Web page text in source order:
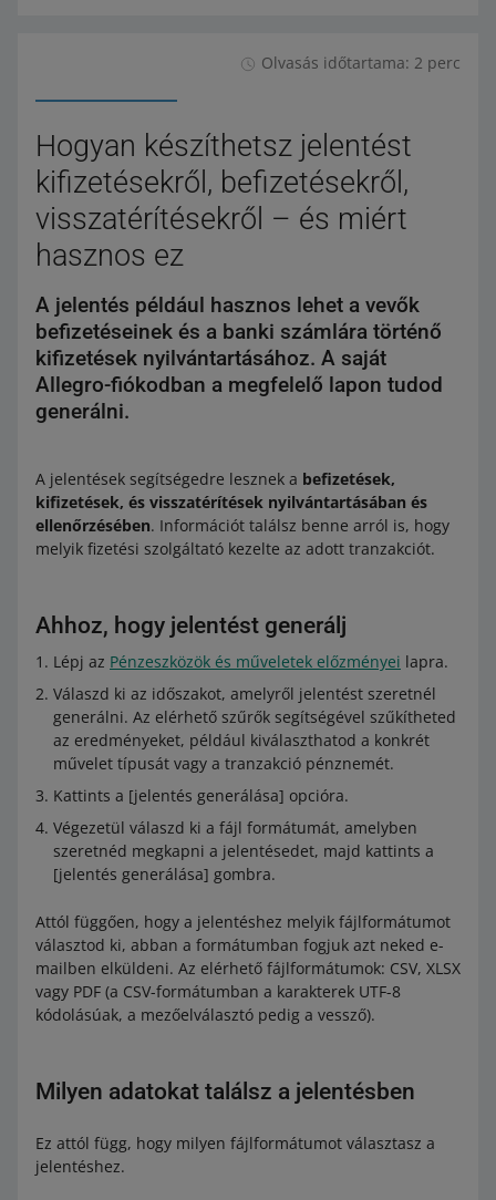
Olvasás időtartama: 2 perc
Hogyan készíthetsz jelentést
kifizetésekről, befizetésekről,
visszatérítésekről – és miért
hasznos ez
A jelentés például hasznos lehet a vevők
befizetéseinek és a banki számlára történő
kifizetések nyilvántartásához. A saját
Allegro-fiókodban a megfelelő lapon tudod
generálni.
A jelentések segítségedre lesznek a befizetések,
kifizetések, és visszatérítések nyilvántartásában és
ellenőrzésében. Információt találsz benne arról is, hogy
melyik fizetési szolgáltató kezelte az adott tranzakciót.
Ahhoz, hogy jelentést generálj
Lépj az Pénzeszközök és műveletek előzményei lapra.
Válaszd ki az időszakot, amelyről jelentést szeretnél
generálni. Az elérhető szűrők segítségével szűkítheted
az eredményeket, például kiválaszthatod a konkrét
művelet típusát vagy a tranzakció pénznemét.
Kattints a [jelentés generálása] opcióra.
Végezetül válaszd ki a fájl formátumát, amelyben
szeretnéd megkapni a jelentésedet, majd kattints a
[jelentés generálása] gombra.
Attól függően, hogy a jelentéshez melyik fájlformátumot
választod ki, abban a formátumban fogjuk azt neked e-
mailben elküldeni. Az elérhető fájlformátumok: CSV, XLSX
vagy PDF (a CSV-formátumban a karakterek UTF-8
kódolásúak, a mezőelválasztó pedig a vessző).
Milyen adatokat találsz a jelentésben
Ez attól függ, hogy milyen fájlformátumot választasz a
jelentéshez.